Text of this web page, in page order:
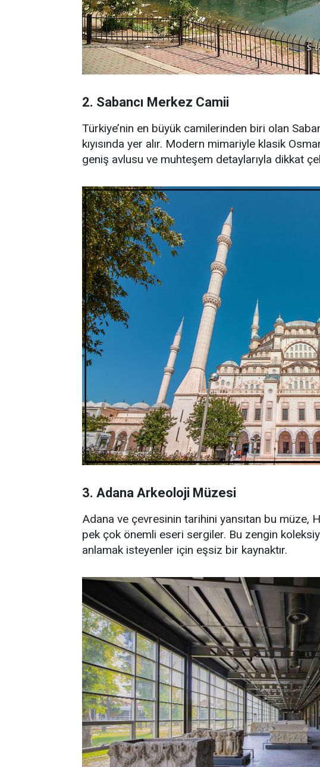
2. Sabancı Merkez Camii
Türkiye’nin en büyük camilerinden biri olan
kıyısında yer alır. Modern mimariyle klasik
geniş avlusu ve muhteşem detaylarıyla dikkat
3. Adana Arkeoloji Müzesi
Adana ve çevresinin tarihini yansıtan bu müze,
pek çok önemli eseri sergiler. Bu zengin
anlamak isteyenler için eşsiz bir kaynaktır.